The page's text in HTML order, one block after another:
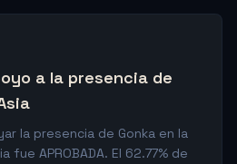
a la presencia de
la presencia de Gonka en la
fue APROBADA. El 62.77% de